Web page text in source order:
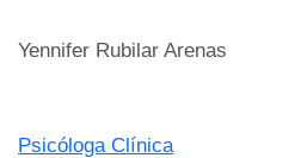
Yennifer Rubilar Arenas
Psicóloga Clínica